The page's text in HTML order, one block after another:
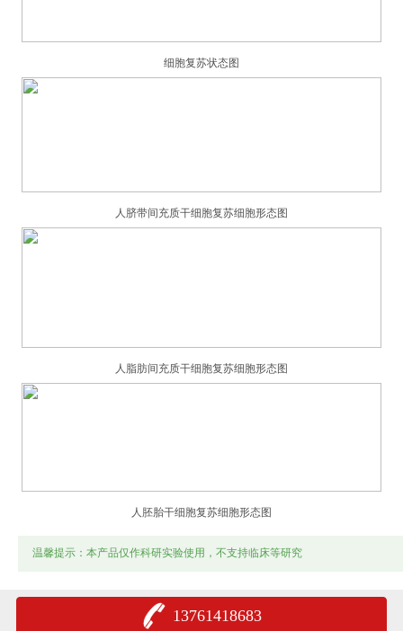
细胞复苏状态图
人脐带间充质干细胞复苏细胞形态图
人脂肪间充质干细胞复苏细胞形态图
人胚胎干细胞复苏细胞形态图
温馨提示：本产品仅作科研实验使用，不支持临床等研究
13761418683